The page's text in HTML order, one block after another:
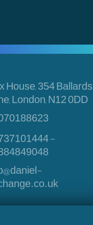
House, 354 Ballards
London, N12 0DD
-